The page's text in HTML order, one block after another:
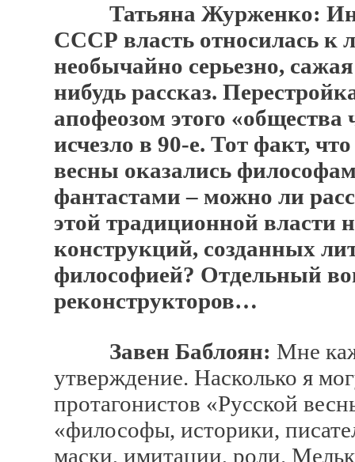
Татьяна Журженко:
СССР власть относилась к
необычайно серьезно,
нибудь рассказ.
апофеозом этого «общества
исчезло в 90-е. Тот факт,
весны оказались
фантастами – можно ли
этой традиционной власти
конструкций, созданных
философией? Отдельный
реконструкторов…
Завен Баблоян: Мне
утверждение. Насколько я
протагонистов «Русской
«философы, историки,
маски, имитации, роли.